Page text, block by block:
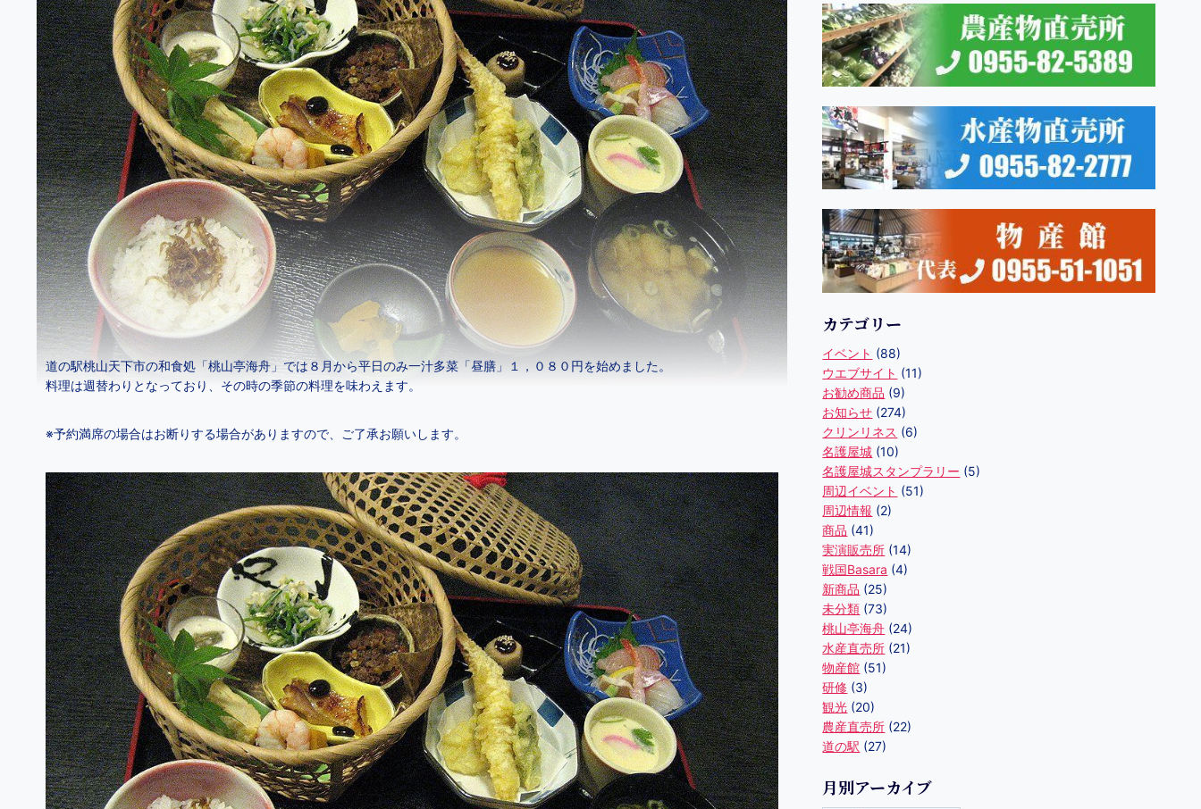
道の駅桃山天下市の和食処「桃山亭海舟」では８月から平日のみ一汁多菜「昼膳」１，０８０円を始めました。
料理は週替わりとなっており、その時の季節の料理を味わえます。
※予約満席の場合はお断りする場合がありますので、ご了承お願いします。
カテゴリー
イベント (88)
ウエブサイト (11)
お勧め商品 (9)
お知らせ (274)
クリンリネス (6)
名護屋城 (10)
名護屋城スタンプラリー (5)
周辺イベント (51)
周辺情報 (2)
商品 (41)
実演販売所 (14)
戦国Basara (4)
新商品 (25)
未分類 (73)
桃山亭海舟 (24)
水産直売所 (21)
物産館 (51)
研修 (3)
観光 (20)
農産直売所 (22)
道の駅 (27)
月別アーカイブ